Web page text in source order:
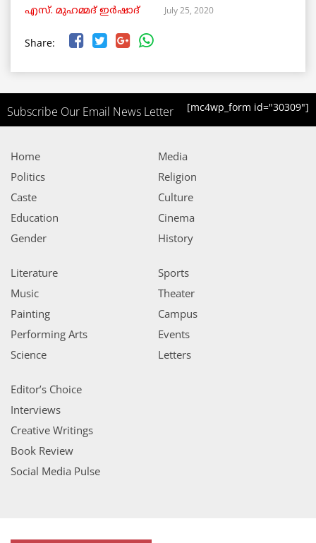
എസ്. മുഹമ്മദ് ഇർഷാദ് July 25, 2020
Share:
Subscribe Our Email News Letter [mc4wp_form id="30309"]
Home
Politics
Caste
Education
Gender
Media
Religion
Culture
Cinema
History
Literature
Music
Painting
Performing Arts
Science
Sports
Theater
Campus
Events
Letters
Editor’s Choice
Interviews
Creative Writings
Book Review
Social Media Pulse